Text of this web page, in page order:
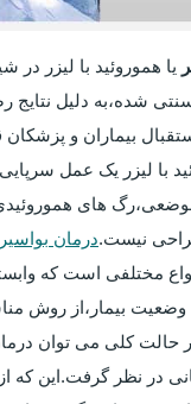
یا هموروئید با لیزر در
شده،به دلیل نتایج
بیماران و پزشکان
با لیزر یک عمل
های
نیست.درمان
مختلفی است که
وضعیت بیمار،از روش
کلی می توان درمان
در نظر گرفت.این که